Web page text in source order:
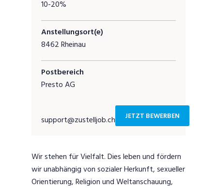
10-20%
Anstellungsort(e)
8462 Rheinau
Postbereich
Presto AG
support@zustelljob.ch JETZT BEWERBEN
Wir stehen für Vielfalt. Dies leben und fördern
wir unabhängig von sozialer Herkunft, sexueller
Orientierung, Religion und Weltanschauung,